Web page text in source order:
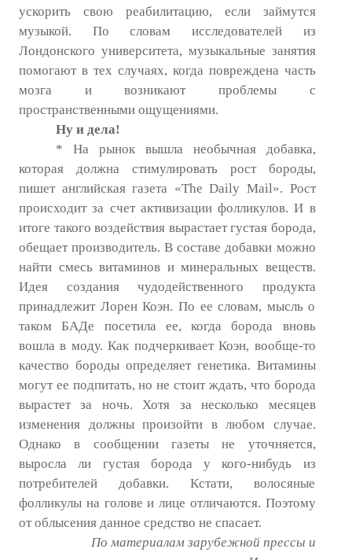
ускорить свою реабилитацию, если займутся
музыкой. По словам исследователей из
Лондонского университета, музыкальные занятия
помогают в тех случаях, когда повреждена часть
мозга и возникают проблемы с
пространственными ощущениями.
Ну и дела!
* На рынок вышла необычная добавка,
которая должна стимулировать рост бороды,
пишет английская газета «The Daily Mail». Рост
происходит за счет активизации фолликулов. И в
итоге такого воздействия вырастает густая борода,
обещает производитель. В составе добавки можно
найти смесь витаминов и минеральных веществ.
Идея создания чудодейственного продукта
принадлежит Лорен Коэн. По ее словам, мысль о
таком БАДе посетила ее, когда борода вновь
вошла в моду. Как подчеркивает Коэн, вообще-то
качество бороды определяет генетика. Витамины
могут ее подпитать, но не стоит ждать, что борода
вырастет за ночь. Хотя за несколько месяцев
изменения должны произойти в любом случае.
Однако в сообщении газеты не уточняется,
выросла ли густая борода у кого-нибудь из
потребителей добавки. Кстати, волосяные
фолликулы на голове и лице отличаются. Поэтому
от облысения данное средство не спасает.
По материалам зарубежной прессы и